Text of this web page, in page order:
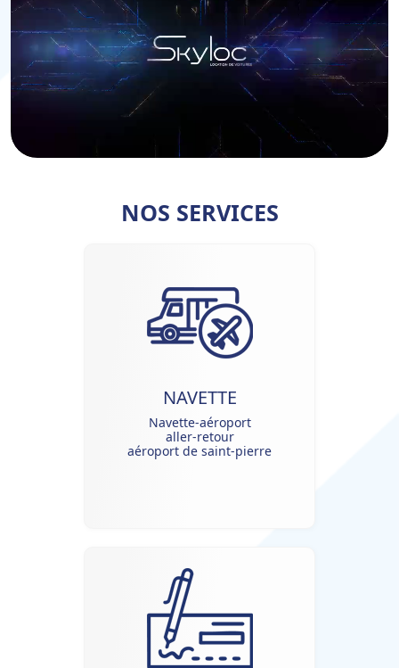
NOS SERVICES
NAVETTE
Navette-aéroport
aller-retour
aéroport de saint-pierre